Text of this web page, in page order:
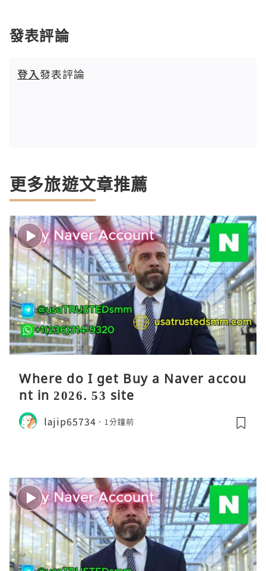
發表評論
登入發表評論
更多旅遊文章推薦
Where do I get Buy a Naver accou
nt in 2026. 53 site
lajip65734 1分鐘前